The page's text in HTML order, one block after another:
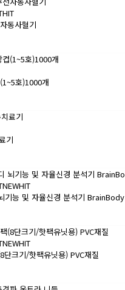
HIT
동사혈기
호)1000개
기
NEWHIT
기능 및 자율신경 분석기 BrainBody
NEWHIT
단크기/핫팩유닛용) PVC재질